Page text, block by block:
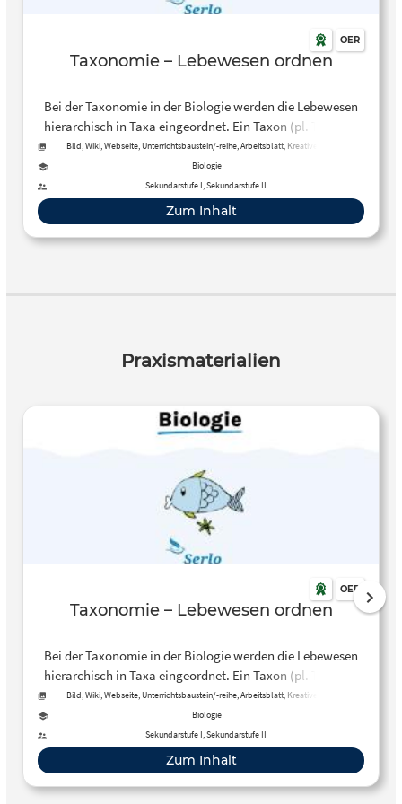
OER
Taxonomie – Lebewesen ordnen
Bei der Taxonomie in der Biologie werden die Lebewesen
hierarchisch in Taxa eingeordnet. Ein Taxon (pl. Taxa) ist
eine Gruppe von Lebewesen mit gleichen Merkmalen, die
sich gleichzeitig von anderen Gruppen abgrenzen lässt. Auf
dieser Website wird diese Ordnung beispielhalft anhand
des Tierreichs dargestellt.
Bild, Wiki, Webseite, Unterrichtsbaustein/-reihe, Arbeitsblatt, Kreative, offene
Biologie
Sekundarstufe I, Sekundarstufe II
Zum Inhalt
Praxismaterialien
OER
Taxonomie – Lebewesen ordnen
Bei der Taxonomie in der Biologie werden die Lebewesen
hierarchisch in Taxa eingeordnet. Ein Taxon (pl. Taxa) ist
eine Gruppe von Lebewesen mit gleichen Merkmalen, die
sich gleichzeitig von anderen Gruppen abgrenzen lässt. Auf
dieser Website wird diese Ordnung beispielhalft anhand
des Tierreichs dargestellt.
Bild, Wiki, Webseite, Unterrichtsbaustein/-reihe, Arbeitsblatt, Kreative, offene
Biologie
Sekundarstufe I, Sekundarstufe II
Zum Inhalt